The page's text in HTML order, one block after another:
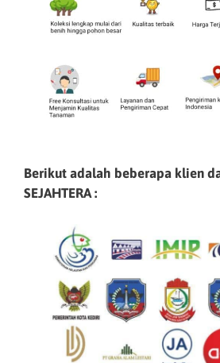
Berikut adalah beberapa klien
SEJAHTERA :